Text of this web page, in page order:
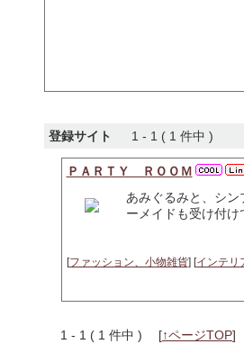
登録サイト 1 - 1 ( 1 件中 )
ＰＡＲＴＹ ＲＯＯＭ
あみぐるみと、シ
ーメイドも受け付
[ファッション、小物雑貨] [インテリ
1 - 1 ( 1 件中 ) [↑ページTOP]